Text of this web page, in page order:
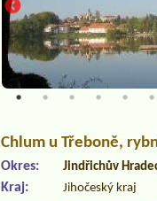
Chlum u Třeboně,
Okres: Jindřichův
Kraj: Jihočeský kraj